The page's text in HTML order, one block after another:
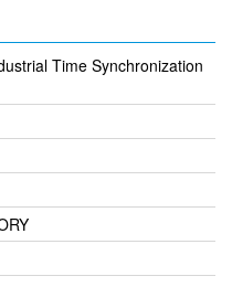
Time Synchronization